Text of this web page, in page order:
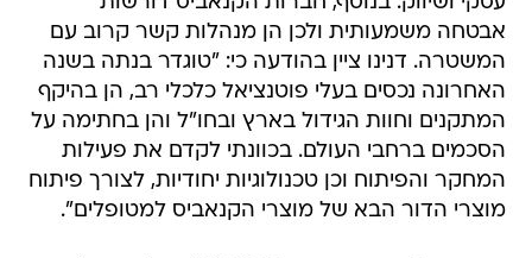
אבטחה משמעותית ולכן הן מנהלות קשר קרוב עם
המשטרה. דנינו ציין בהודעה כי: "טוגדר בנתה בשנה
האחרונה נכסים בעלי פוטנציאל כלכלי רב, הן בהיקף
המתקנים וחוות הגידול בארץ ובחו"ל והן בחתימה על
הסכמים ברחבי העולם. בכוונתי לקדם את פעילות
המחקר והפיתוח וכן טכנולוגיות יחודיות, לצורך פיתוח
מוצרי הדור הבא של מוצרי הקנאביס למטופלים".